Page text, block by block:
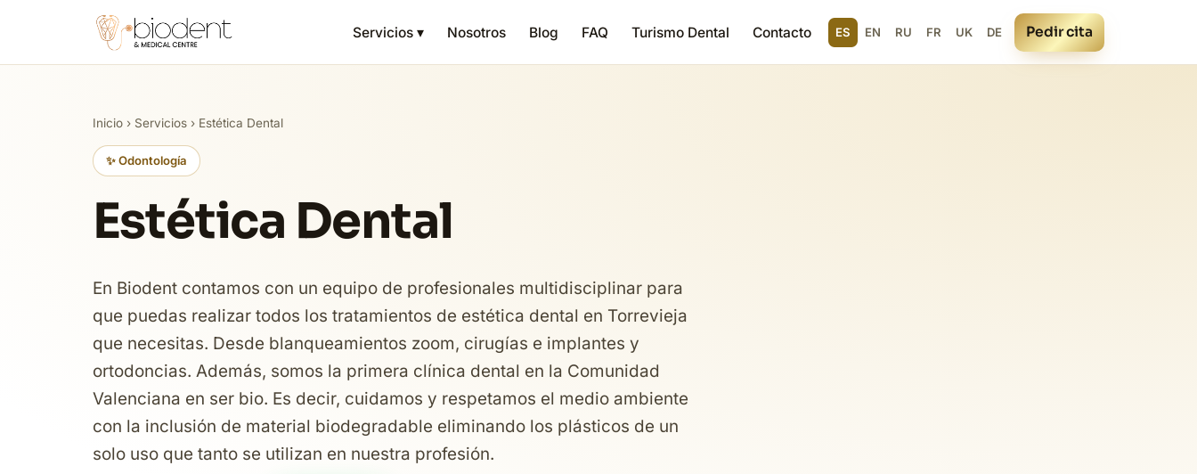
Servicios ▾ Nosotros Blog FAQ Turismo Dental Contacto ES EN RU FR UK DE Pedir cita
Inicio › Servicios › Estética Dental
✨ Odontología
Estética Dental
En Biodent contamos con un equipo de profesionales multidisciplinar para
que puedas realizar todos los tratamientos de estética dental en Torrevieja
que necesitas. Desde blanqueamientos zoom, cirugías e implantes y
ortodoncias. Además, somos la primera clínica dental en la Comunidad
Valenciana en ser bio. Es decir, cuidamos y respetamos el medio ambiente
con la inclusión de material biodegradable eliminando los plásticos de un
solo uso que tanto se utilizan en nuestra profesión.